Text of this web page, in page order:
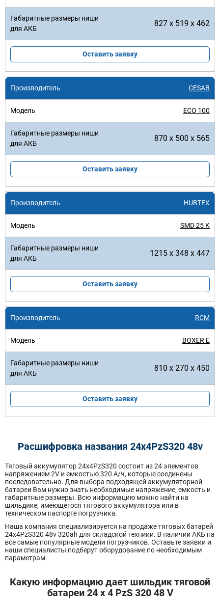
827 x 519 x 462
Оставить заявку
CESAB
ECO 100
870 x 500 x 565
Оставить заявку
HUBTEX
SMD 25 K
1215 x 348 x 447
Оставить заявку
RCM
BOXER E
810 x 270 x 450
Оставить заявку
Расшифровка названия 24х4PzS320 48v
Тяговый аккумулятор 24x4PzS320 состоит из 24 элементов
напряжением 2V и емкостью 320 А/ч, которые соединены
последовательно. Для выбора подходящей аккумуляторной
батареи Вам нужно знать необходимые напряжение, емкость и
габаритные размеры. Всю информацию можно найти на
шильдике, имеющегося тягового аккумулятора или в
техническом паспорте погрузчика.
Наша компания специализируется на продаже тяговых батарей
24х4PzS320 48v 320ah для складской техники. В наличии АКБ на
все самые популярные модели погрузчиков. Оставьте заявки и
наши специалисты подберут оборудование по необходимым
параметрам.
Какую информацию дает шильдик тяговой
батареи 24 x 4 PzS 320 48 V